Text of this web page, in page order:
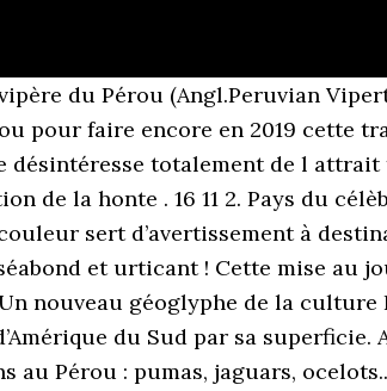
du Pérou (Angl.Peruvian
pour faire encore en 2019 cette
désintéresse totalement de l
de la honte . 16 11 2. Pays du
sert d’avertissement à
et urticant ! Cette mise au
nouveau géoglyphe de la
du Sud par sa
au Pérou : pumas, jaguars,